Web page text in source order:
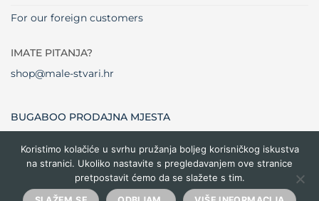
For our foreign customers
IMATE PITANJA?
shop@male-stvari.hr
BUGABOO PRODAJNA MJESTA
Visa MasterCardMaestro Dinners
Club
Credit
Card
Cash
Delivery
Koristimo kolačiće u svrhu pružanja boljeg korisničkog iskustva
na stranici. Ukoliko nastavite s pregledavanjem ove stranice
pretpostavit ćemo da se slažete s tim.